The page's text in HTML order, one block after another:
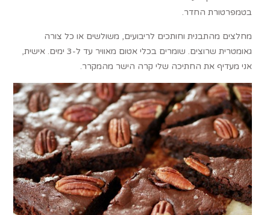
בטמפרטורת החדר.
מחלצים מהתבנית וחותכים לריבועים, משולשים או כל צורה
גאומטרית שרוצים. שומרים בכלי אטום מאוויר עד ל-3 ימים. אישית,
אני מעדיף את החתיכה שלי קרה הישר מהמקרר.